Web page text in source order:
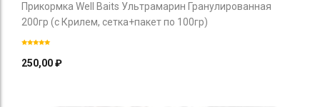
Прикормка Well Baits Ультрамарин Гранулированная
200гр (с Крилем, сетка+пакет по 100гр)
250,00₽